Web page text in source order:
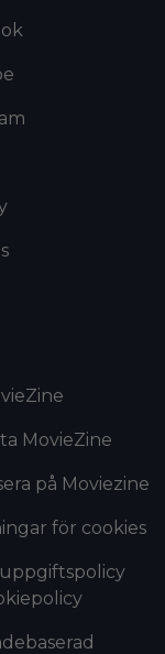
MovieZine
på Moviezine
för cookies